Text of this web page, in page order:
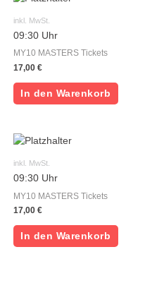
inkl. MwSt.
09:30 Uhr
MY10 MASTERS Tickets
17,00 €
In den Warenkorb
inkl. MwSt.
09:30 Uhr
MY10 MASTERS Tickets
17,00 €
In den Warenkorb